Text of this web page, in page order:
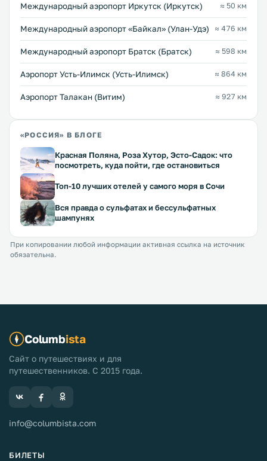
Международный аэропорт Иркутск (Иркутск) ≈ 50 км
Международный аэропорт «Байкал» (Улан-Удэ) ≈ 476 км
Международный аэропорт Братск (Братск) ≈ 598 км
Аэропорт Усть-Илимск (Усть-Илимск) ≈ 864 км
Аэропорт Талакан (Витим) ≈ 927 км
«РОССИЯ» В БЛОГЕ
Красная Поляна, Роза Хутор, Эсто-Садок: что
посмотреть, куда пойти, где остановиться
Топ-10 лучших отелей у самого моря в Сочи
Вся правда о сульфатах и бессульфатных
шампунях
При копировании любой информации активная ссылка на источник
обязательна.
Columbista
Сайт о путешествиях и для
путешественников. С 2015 года.
info@columbista.com
БИЛЕТЫ